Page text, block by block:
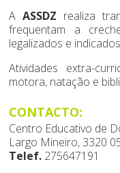
AASSDZ realiza
frequentam a
legalizados e
Atividades extra-
motora, natação e
CONTACTO:
Centro Educativo de
Largo Mineiro, 3320
Telef. 275647191